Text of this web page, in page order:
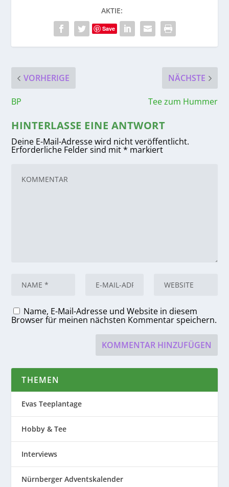
AKTIE:
Save
VORHERIGE
BP
NÄCHSTE
Tee zum Hummer
HINTERLASSE EINE ANTWORT
Deine E-Mail-Adresse wird nicht veröffentlicht.
Erforderliche Felder sind mit* markiert
Name, E-Mail-Adresse und Website in diesem
Browser für meinen nächsten Kommentar speichern.
THEMEN
Evas Teeplantage
Hobby & Tee
Interviews
Nürnberger Adventskalender